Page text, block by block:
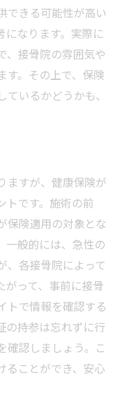
係
動療法
るための健康保
方
ンス
夫
員のケア
康保険利用法
用のメリットを
心感
果
の利点
のメリット
できる可能性が高い
になります。実際に
、接骨院の雰囲気や
す。その上で、保険
いるかどうかも、
ますが、健康保険が
トです。施術の前
保険適用の対象とな
一般的には、急性の
、各接骨院によって
がって、事前に接骨
トで情報を確認する
の持参は忘れずに行
確認しましょう。こ
ることができ、安心